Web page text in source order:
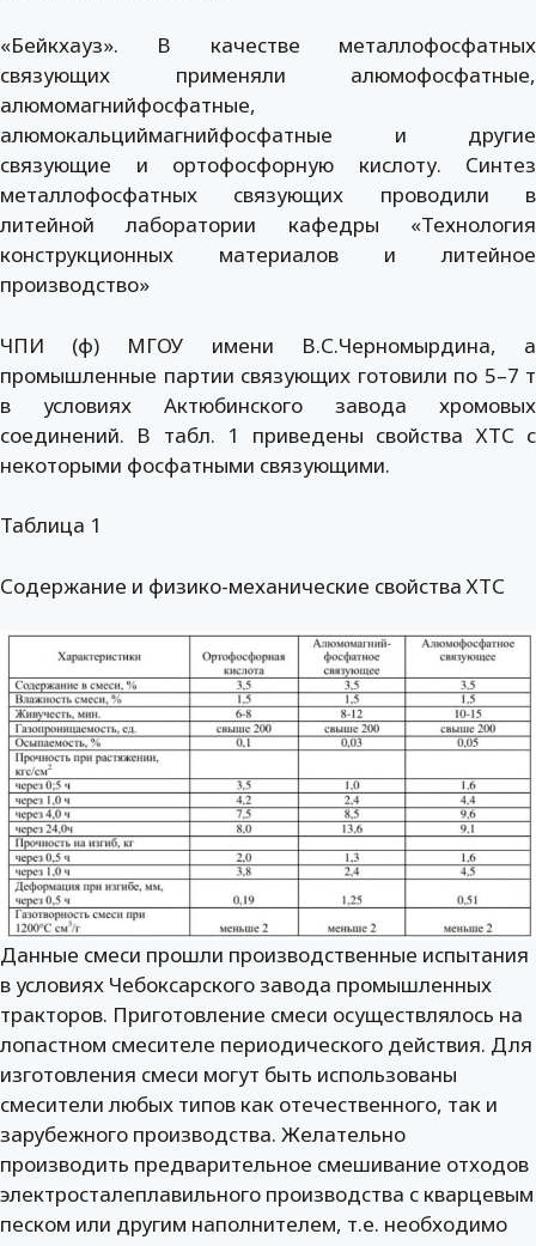
«Бейкхауз». В качестве металлофосфатных
связующих применяли алюмофосфатные,
алюмомагнийфосфатные,
алюмокальциймагнийфосфатные и другие
связующие и ортофосфорную кислоту. Синтез
металлофосфатных связующих проводили в
литейной лаборатории кафедры «Технология
конструкционных материалов и литейное
производство»
ЧПИ (ф) МГОУ имени В.С.Черномырдина, а
промышленные партии связующих готовили по 5–7 т
в условиях Актюбинского завода хромовых
соединений. В табл. 1 приведены свойства ХТС с
некоторыми фосфатными связующими.
Таблица 1
Содержание и физико-механические свойства ХТС
Данные смеси прошли производственные испытания
в условиях Чебоксарского завода промышленных
тракторов. Приготовление смеси осуществлялось на
лопастном смесителе периодического действия. Для
изготовления смеси могут быть использованы
смесители любых типов как отечественного, так и
зарубежного производства. Желательно
производить предварительное смешивание отходов
электросталеплавильного производства с кварцевым
песком или другим наполнителем, т.е. необходимо